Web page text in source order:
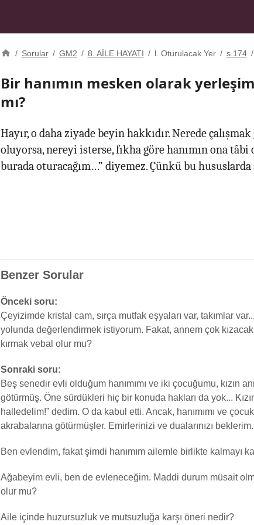
/ Sorular / GM2 / 8. AİLE HAYATI / l. Oturulacak Yer / s.174 /
Bir hanımın mesken olarak
mı?
Hayır, o daha ziyade beyin hakkıdır. Nerede
oluyorsa, nereyi isterse, fıkha göre hanımın ona tâbi
burada oturacağım…” diyemez. Çünkü bu
Benzer Sorular
Önceki soru:
Çeyizimde kristal cam, sırça mutfak eşyaları var, takımlar
yolunda değerlendirmek istiyorum. Fakat, annem çok
kırmak vebal olur mu?
Sonraki soru:
Beş senedir evli olduğum hanımımı ve iki çocuğumu, kızın
götürmüş. Öne sürdükleri hiç bir konuda hakları da yok...
halledelim!” dedim. O da kabul etti. Ancak, hanımımı ve
akrabalarına götürmüşler. Emirlerinizi ve dualarınızı beklerim.
Ben evlendim, fakat şimdi hanımım ailemle birlikte kalmayı
Ağabeyim evli, ben de evleneceğim. Maddi durum müsait
olur mu?
Aile içinde huzursuzluk ve mutsuzluğa karşı öneri nedir?